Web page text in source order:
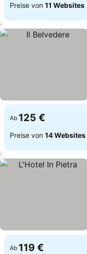
Preise von 11 Websites
Ab 125 €
Preise von 14 Websites
Ab 119 €